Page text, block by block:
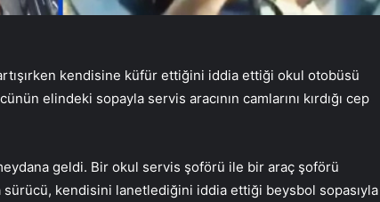
kendisine küfür ettiğini iddia ettiği okul otobüsü
elindeki sopayla servis aracının camlarını kırdığı cep
geldi. Bir okul servis şoförü ile bir araç şoförü
sürücü, kendisini lanetlediğini iddia ettiği beysbol sopasıyla